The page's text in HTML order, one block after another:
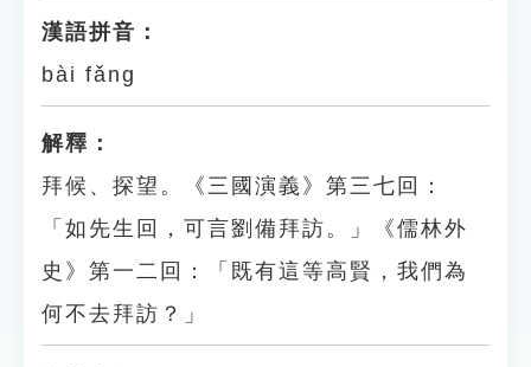
漢語拼音：
bài fǎng
解釋：
拜候、探望。《三國演義》第三七回：
「如先生回，可言劉備拜訪。」《儒林外
史》第一二回：「既有這等高賢，我們為
何不去拜訪？」